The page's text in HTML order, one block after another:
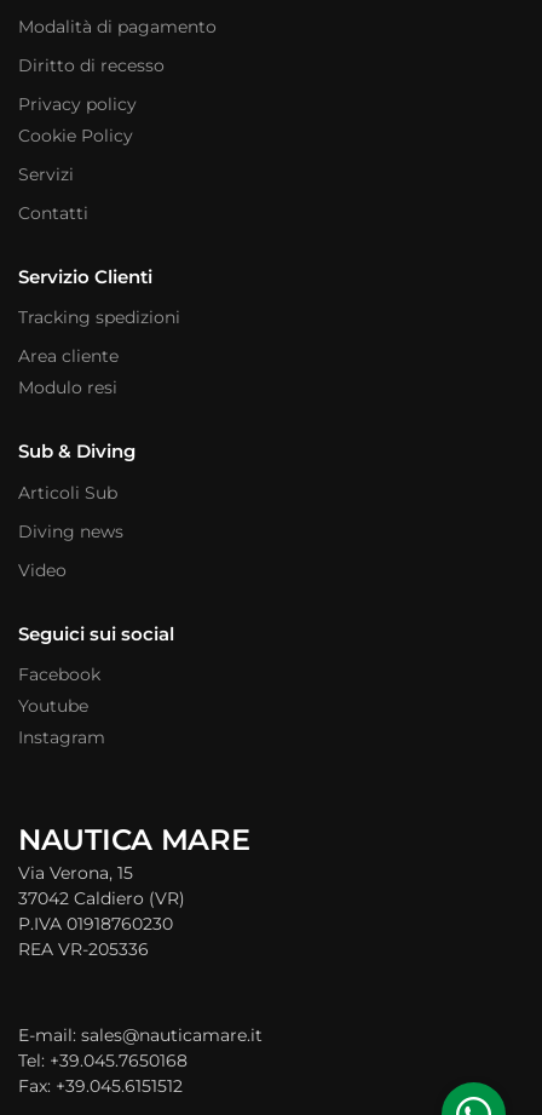
Modalità di pagamento
Diritto di recesso
Privacy policy
Cookie Policy
Servizi
Contatti
Servizio Clienti
Tracking spedizioni
Area cliente
Modulo resi
Sub & Diving
Articoli Sub
Diving news
Video
Seguici sui social
Facebook
Youtube
Instagram
NAUTICA MARE
Via Verona, 15
37042 Caldiero (VR)
P.IVA 01918760230
REA VR-205336
E-mail: sales@nauticamare.it
Tel: +39.045.7650168
Fax: +39.045.6151512